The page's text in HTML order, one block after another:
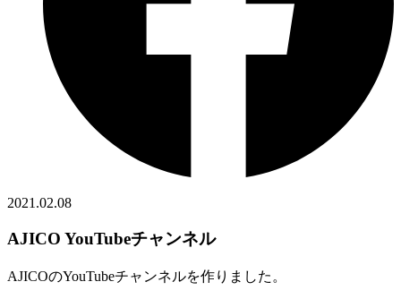
2021.02.08
AJICO YouTubeチャンネル
AJICOのYouTubeチャンネルを作りました。